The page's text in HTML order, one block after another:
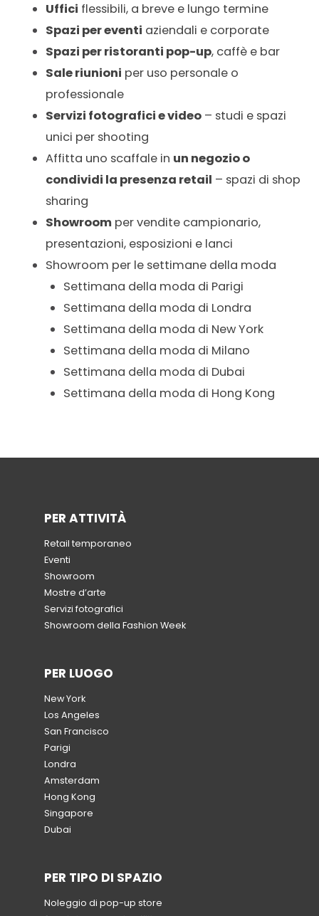
Uffici flessibili, a breve e lungo termine
Spazi per eventi aziendali e corporate
Spazi per ristoranti pop-up, caffè e bar
Sale riunioni per uso personale o
professionale
Servizi fotografici e video – studi e spazi
unici per shooting
Affitta uno scaffale in un negozio o
condividi la presenza retail – spazi di shop
sharing
Showroom per vendite campionario,
presentazioni, esposizioni e lanci
Showroom per le settimane della moda
Settimana della moda di Parigi
Settimana della moda di Londra
Settimana della moda di New York
Settimana della moda di Milano
Settimana della moda di Dubai
Settimana della moda di Hong Kong
PER ATTIVITÀ
Retail temporaneo
Eventi
Showroom
Mostre d’arte
Servizi fotografici
Showroom della Fashion Week
PER LUOGO
New York
Los Angeles
San Francisco
Parigi
Londra
Amsterdam
Hong Kong
Singapore
Dubai
PER TIPO DI SPAZIO
Noleggio di pop-up store